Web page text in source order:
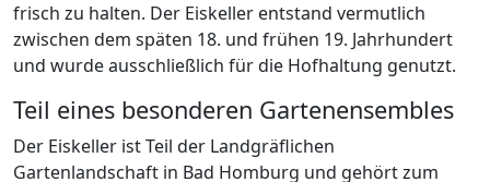
frisch zu halten. Der Eiskeller entstand vermutlich
zwischen dem späten 18. und frühen 19. Jahrhundert
und wurde ausschließlich für die Hofhaltung genutzt.
Teil eines besonderen Gartenensembles
Der Eiskeller ist Teil der Landgräflichen
Gartenlandschaft in Bad Homburg und gehört zum